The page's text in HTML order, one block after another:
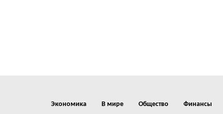
Экономика В мире Общество Финансы